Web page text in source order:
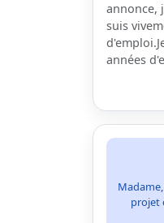
annonce,
suis
années
projet